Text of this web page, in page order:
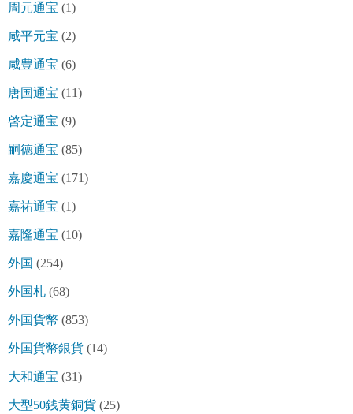
周元通宝 (1)
咸平元宝 (2)
咸豊通宝 (6)
唐国通宝 (11)
啓定通宝 (9)
嗣徳通宝 (85)
嘉慶通宝 (171)
嘉祐通宝 (1)
嘉隆通宝 (10)
外国 (254)
外国札 (68)
外国貨幣 (853)
外国貨幣銀貨 (14)
大和通宝 (31)
大型50銭黄銅貨 (25)